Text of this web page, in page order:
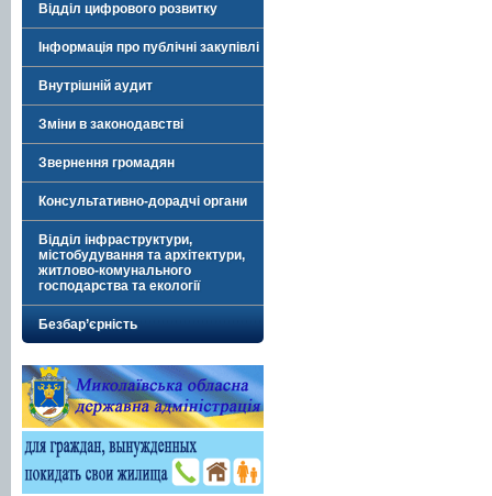
Відділ цифрового розвитку
Інформація про публічні закупівлі
Внутрішній аудит
Зміни в законодавстві
Звернення громадян
Консультативно-дорадчі органи
Відділ інфраструктури,
містобудування та архітектури,
житлово-комунального
господарства та екології
Безбар’єрність